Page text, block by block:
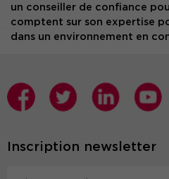
un conseiller de confiance
comptent sur son expertise
dans un environnement en
Inscription newsletter